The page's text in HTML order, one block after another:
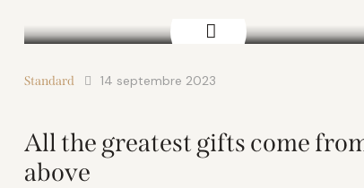
Standard 14 septembre 2023
All the greatest gifts come
above